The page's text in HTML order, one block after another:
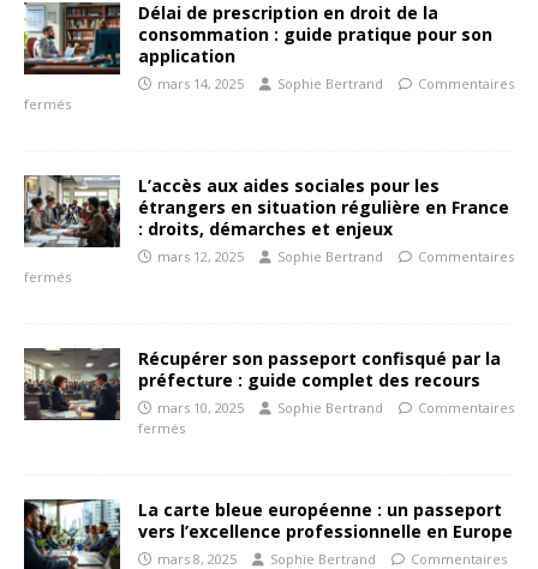
Délai de prescription en droit de la
consommation : guide pratique pour son
application
mars 14, 2025 Sophie Bertrand
Commentaires
fermés
L’accès aux aides sociales pour les
étrangers en situation régulière en France
: droits, démarches et enjeux
mars 12, 2025 Sophie Bertrand
Commentaires
fermés
Récupérer son passeport confisqué par la
préfecture : guide complet des recours
mars 10, 2025 Sophie Bertrand
Commentaires
fermés
La carte bleue européenne : un passeport
vers l’excellence professionnelle en Europe
mars 8, 2025 Sophie Bertrand
Commentaires